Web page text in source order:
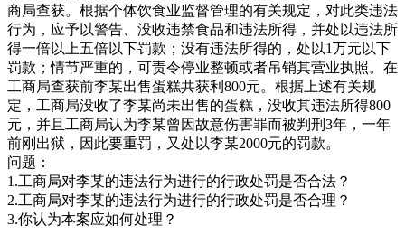
商局查获。根据个体饮食业监督管理的有关规定，对此类违法
行为，应予以警告、没收违禁食品和违法所得，并处以违法所
得一倍以上五倍以下罚款；没有违法所得的，处以1万元以下
罚款；情节严重的，可责令停业整顿或者吊销其营业执照。在
工商局查获前李某出售蛋糕共获利800元。根据上述有关规
定，工商局没收了李某尚未出售的蛋糕，没收其违法所得800
元，并且工商局认为李某曾因故意伤害罪而被判刑3年，一年
前刚出狱，因此要重罚，又处以李某2000元的罚款。
问题：
1.工商局对李某的违法行为进行的行政处罚是否合法？
2.工商局对李某的违法行为进行的行政处罚是否合理？
3.你认为本案应如何处理？